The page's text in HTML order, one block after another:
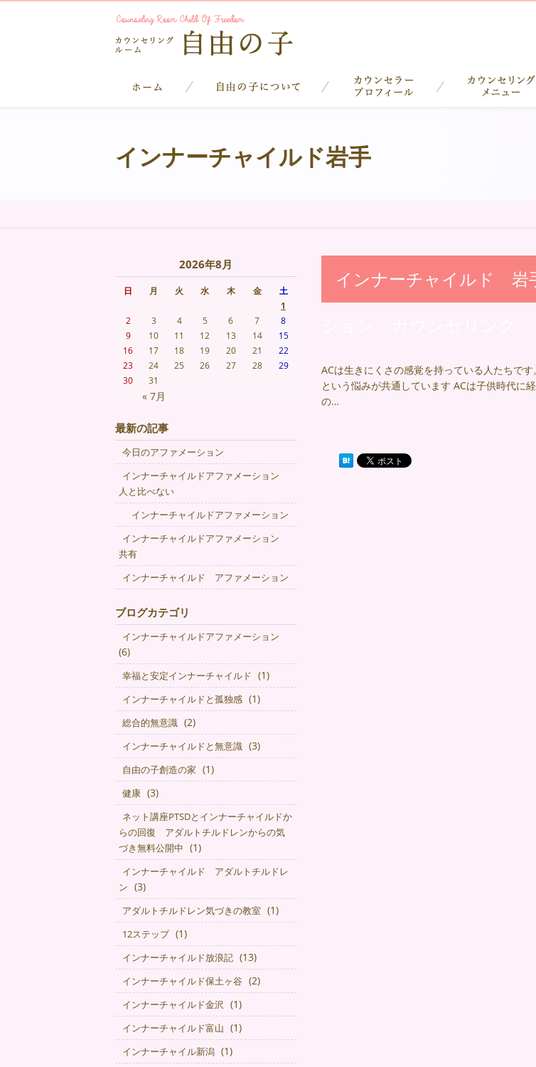
インナーチャイルド岩手
インナーチャイルド 岩
ACは生きにくさの感覚を持っている人たちで
という悩みが共通しています ACは子供時代に
の…
2026年8月
日 月 火 水 木 金 土
« 7月
1
2
3 4 5 6 7
8
9
10 11 12 13 14
15
16
17 18 19 20 21
22
23
24 25 26 27 28
29
30
31
最新の記事
今日のアファメーション
インナーチャイルドアファメーション
人と比べない
インナーチャイルドアファメーション
インナーチャイルドアファメーション
共有
インナーチャイルド アファメーション
ブログカテゴリ
インナーチャイルドアファメーション
(6)
幸福と安定インナーチャイルド (1)
インナーチャイルドと孤独感 (1)
総合的無意識 (2)
インナーチャイルドと無意識 (3)
自由の子創造の家 (1)
健康 (3)
ネット講座PTSDとインナーチャイルドか
らの回復 アダルトチルドレンからの気
づき無料公開中 (1)
インナーチャイルド アダルトチルドレ
ン (3)
アダルトチルドレン気づきの教室 (1)
12ステップ (1)
インナーチャイルド放浪記 (13)
インナーチャイルド保土ヶ谷 (2)
インナーチャイルド金沢 (1)
インナーチャイルド富山 (1)
インナーチャイル新潟 (1)